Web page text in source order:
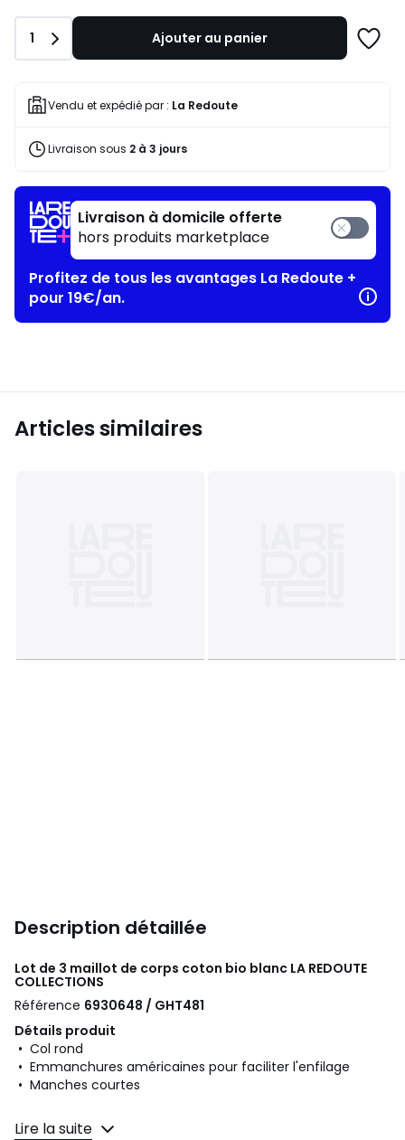
programme
pour
8,50
Quantité
1 Ajouter au panier
Vendu et expédié par : La Redoute
Livraison sous 2 à 3 jours
Livraison à domicile offerte
hors produits marketplace
Profitez de tous les avantages La Redoute +
pour 19€/an.
Articles similaires
Description détaillée
Lot de 3 maillot de corps coton bio blanc LA REDOUTE
COLLECTIONS
Référence 6930648 / GHT481
Détails produit
• Col rond
• Emmanchures américaines pour faciliter l'enfilage
• Manches courtes
Composition et Entretien
Lire la suite